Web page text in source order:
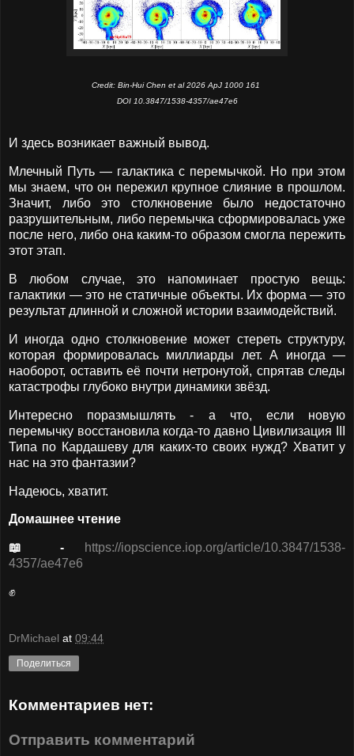
Credit: Bin-Hui Chen et al 2026 ApJ 1000 161
DOI 10.3847/1538-4357/ae47e6
И здесь возникает важный вывод.
Млечный Путь — галактика с перемычкой. Но при этом
мы знаем, что он пережил крупное слияние в прошлом.
Значит, либо это столкновение было недостаточно
разрушительным, либо перемычка сформировалась уже
после него, либо она каким-то образом смогла пережить
этот этап.
В любом случае, это напоминает простую вещь:
галактики — это не статичные объекты. Их форма — это
результат длинной и сложной истории взаимодействий.
И иногда одно столкновение может стереть структуру,
которая формировалась миллиарды лет. А иногда —
наоборот, оставить её почти нетронутой, спрятав следы
катастрофы глубоко внутри динамики звёзд.
Интересно поразмышлять - а что, если новую
перемычку восстановила когда-то давно Цивилизация III
Типа по Кардашеву для каких-то своих нужд? Хватит у
нас на это фантазии?
Надеюсь, хватит.
Домашнее чтение
📖 -
https://iopscience.iop.org/article/10.3847/1538-
4357/ae47e6
✊
DrMichael at 09:44
Поделиться
Комментариев нет:
Отправить комментарий